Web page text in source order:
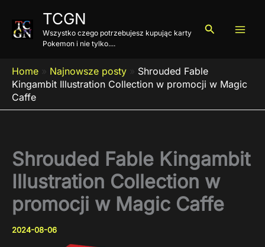
treści
TCGN
Wszystko czego potrzebujesz kupując karty
Pokemon i nie tylko....
Szukaj
Home » Najnowsze posty » Shrouded Fable
Kingambit Illustration Collection w promocji w Magic
Caffe
Shrouded Fable Kingambit
Illustration Collection w
promocji w Magic Caffe
2024-08-06